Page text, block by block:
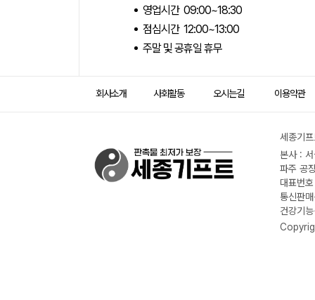
영업시간 09:00~18:30
점심시간 12:00~13:00
주말 및 공휴일 휴무
회사소개 사회활동 오시는길 이용약관
세종기
본사 :
파주 공
대표번
통신판
건강기